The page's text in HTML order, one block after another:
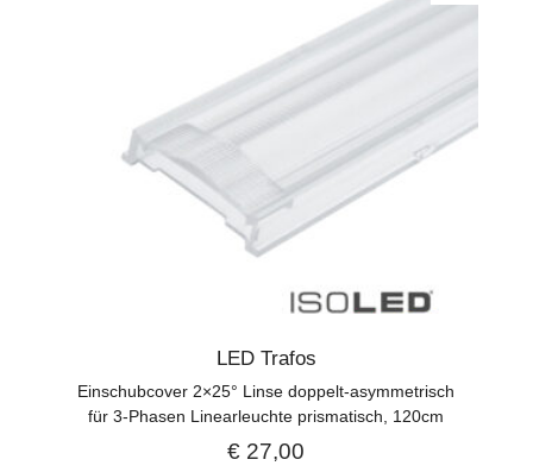
LED Trafos
Einschubcover 2×25° Linse doppelt-asymmetrisch
für 3-Phasen Linearleuchte prismatisch, 120cm
€ 27,00